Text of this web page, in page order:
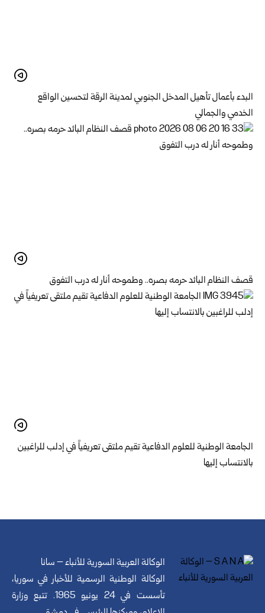
البدء بأعمال تأهيل المدخل الجنوبي لمدينة الرقة لتحسين الواقع
الخدمي والجمالي
قصف النظام البائد حرمه بصره.. وطموحه أنار له درب التفوق
الجامعة الوطنية للعلوم الدفاعية تقيم ملتقى تعريفياً في إدلب للراغبين
بالانتساب إليها
الوكالة العربية السورية للأنباء – سانا
الوكالة الوطنية الرسمية للأخبار في سوريا،
تأسست في 24 يونيو 1965. تتبع وزارة